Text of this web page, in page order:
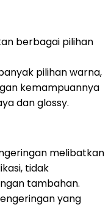
berbagai pilihan
pilihan warna,
kemampuannya
dan glossy.
melibatkan
tidak
tambahan.
yang